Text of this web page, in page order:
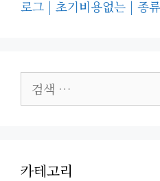
로그 | 초기비용없는 | 종
색:
카테고리